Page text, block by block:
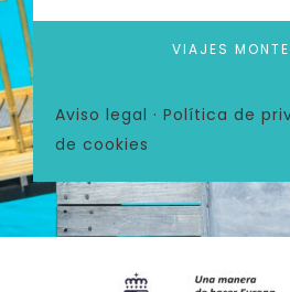
VIAJES
Aviso legal · Política de
de cookies